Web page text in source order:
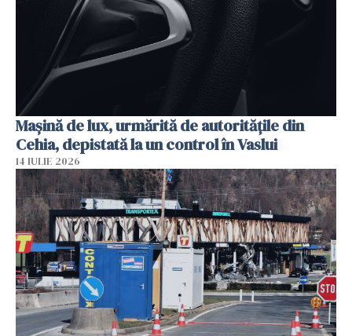
Mașină de lux, urmărită de autoritățile din
Cehia, depistată la un control în Vaslui
14 IULIE 2026